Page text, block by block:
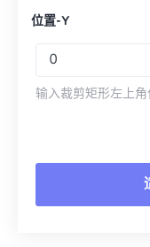
位置-Y
输入裁剪矩形左上角